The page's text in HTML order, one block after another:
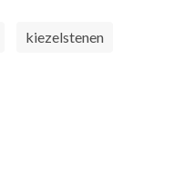
kiezelstenen